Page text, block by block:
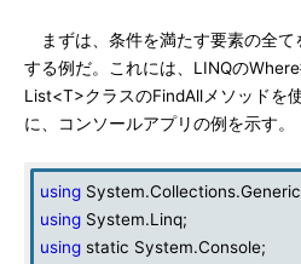
まずは、条件を満たす要素の全て
する例だ。これには、LINQのWhere
List<T>クラスのFindAllメソッドを
に、コンソールアプリの例を示す。
using
using System.Linq;
using static System.Console;